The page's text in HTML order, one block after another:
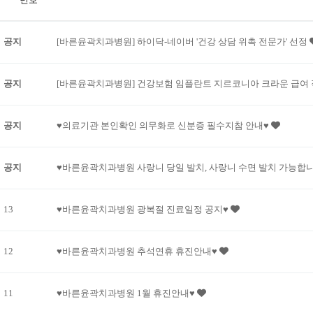
공지 [바른윤곽치과병원] 하이닥-네이버 '건강 상담 위촉 전문가' 선정
공지 [바른윤곽치과병원] 건강보험 임플란트 지르코니아 크라운 급여
공지 ♥의료기관 본인확인 의무화로 신분증 필수지참 안내♥
공지 ♥바른윤곽치과병원 사랑니 당일 발치, 사랑니 수면 발치 가능합
13 ♥바른윤곽치과병원 광복절 진료일정 공지♥
12 ♥바른윤곽치과병원 추석연휴 휴진안내♥
11 ♥바른윤곽치과병원 1월 휴진안내♥